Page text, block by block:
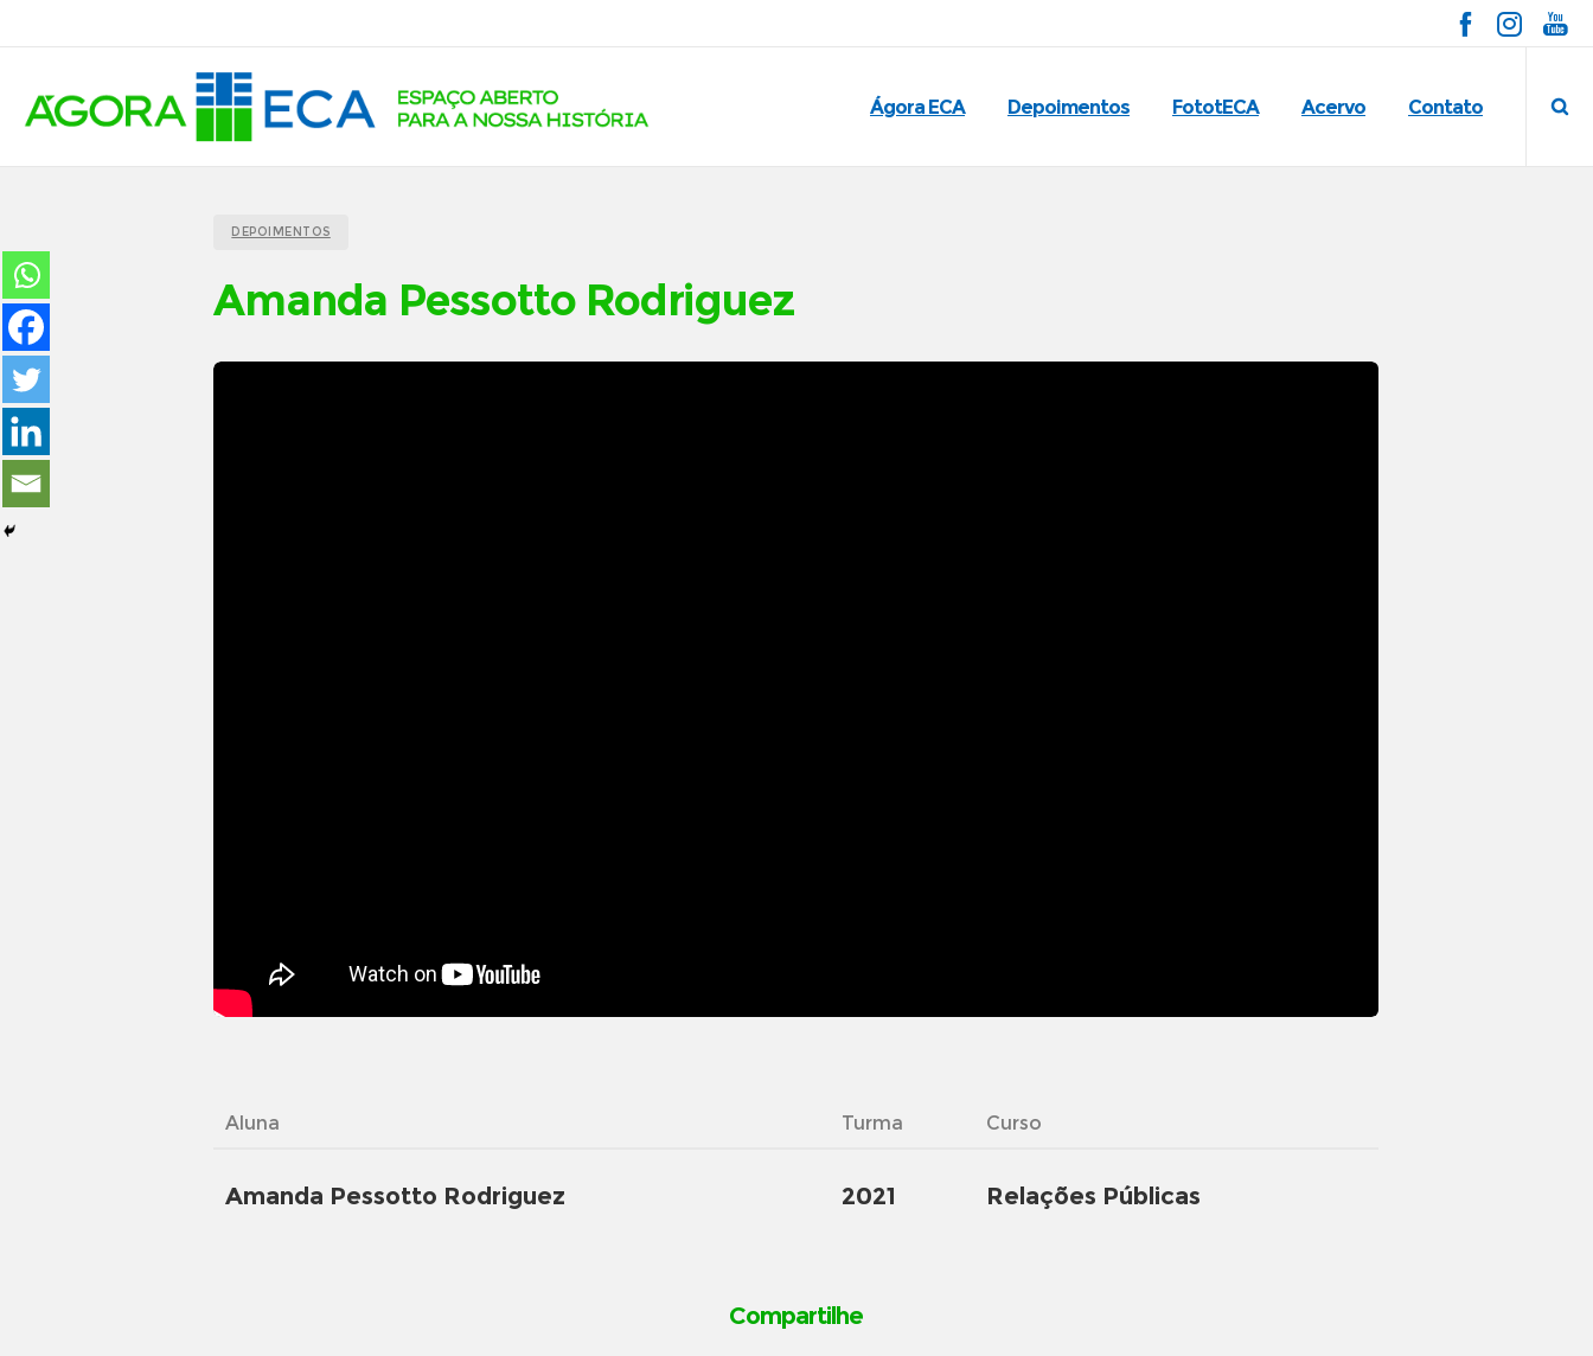
Ágora ECA Depoimentos FototECA Acervo Contato
DEPOIMENTOS
Amanda Pessotto Rodriguez
Aluna Turma Curso
Amanda Pessotto Rodriguez 2021 Relações Públicas
Compartilhe